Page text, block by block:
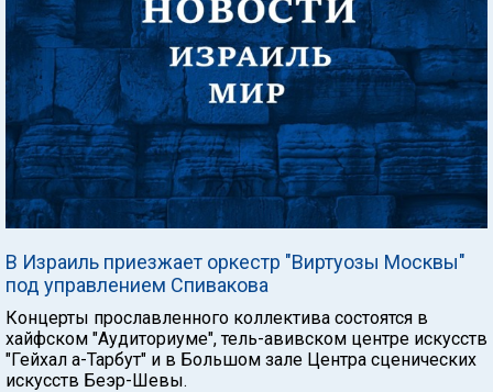
В Израиль приезжает оркестр "Виртуозы Москвы"
под управлением Спивакова
Концерты прославленного коллектива состоятся в
хайфском "Аудиториуме", тель-авивском центре искусств
"Гейхал а-Тарбут" и в Большом зале Центра сценических
искусств Беэр-Шевы.